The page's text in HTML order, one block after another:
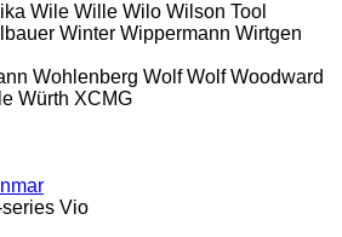
Wile Wille Wilo Wilson Tool
Winter Wippermann Wirtgen
Wohlenberg Wolf Wolf Woodward
Würth XCMG
series Vio